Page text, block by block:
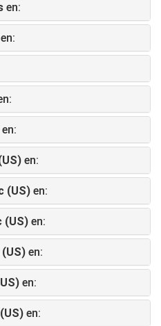
en:
en:
en:
en:
(US) en:
(US) en:
en:
en:
en: